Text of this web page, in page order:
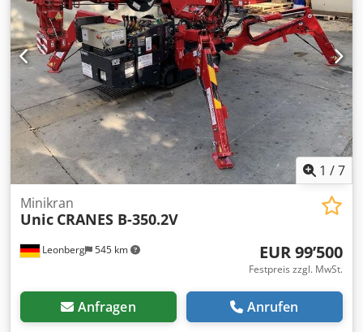
1 /7
Leonberg 545 km
Minikran
Unic CRANES B-350.2V
EUR 99’500
Festpreis zzgl. MwSt.
Anfragen Anrufen